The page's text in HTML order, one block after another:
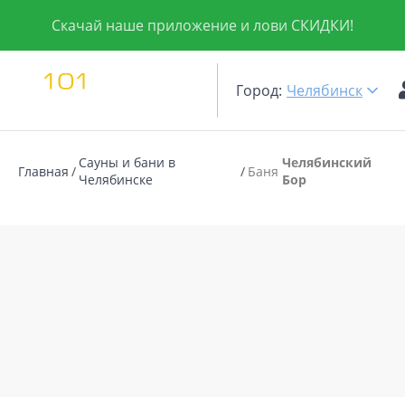
Скачай наше приложение и лови СКИДКИ!
Город: Челябинск
Главная
Сауны и бани в
Челябинске
Баня Челябинский
Бор